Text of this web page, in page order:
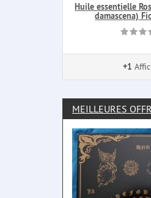
Huile essentielle
damascena)
+1
MEILLEURES